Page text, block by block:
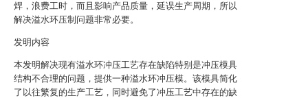
焊，浪费工时，而且影响产品质量，延误生产周期，所以
解决溢水环压制问题非常必要。
发明内容
本发明解决现有溢水环冲压工艺存在缺陷特别是冲压模具
结构不合理的问题，提供一种溢水环冲压模。该模具简化
了以往繁复的生产工艺，同时避免了冲压工艺中存在的缺